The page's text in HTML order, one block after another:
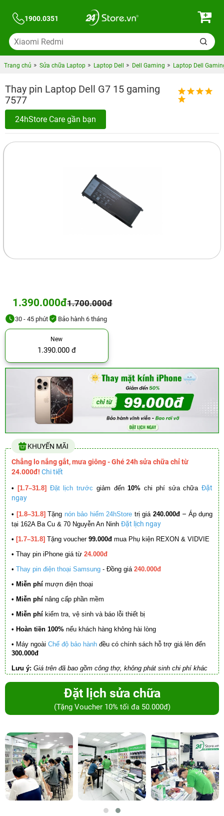
1900.0351
Trang chủ Sửa chữa Laptop Laptop Dell Dell Gaming Laptop Dell
Thay pin Laptop Dell G7 15 gaming
7577
24hStore Care gần bạn
1.390.000đ1.700.000đ
30 - 45 phút Bảo hành 6 tháng
New
1.390.000 đ
KHUYẾN MÃI
Chẳng lo nắng gắt, mưa giông - Ghé 24h sửa chữa chỉ từ
24.000đ! Chi tiết
• [1.7–31.8] Đặt lịch trước giảm đến10% chi phí sửa chữa Đặt
ngay
• [1.8–31.8] Tặng nón bảo hiểm 24hStore trị giá 240.000đ – Áp dụng
tại 162A Ba Cu & 70 Nguyễn An Ninh Đặt lịch ngay
• [1.7–31.8] Tặng voucher 99.000đ mua Phụ kiện REXON & VIDVIE
• Thay pin iPhone giá từ 24.000đ
• Thay pin điện thoại Samsung - Đồng giá 240.000đ
• Miễn phí mượn điện thoại
• Miễn phí nâng cấp phần mềm
• Miễn phí kiểm tra, vệ sinh và báo lỗi thiết bị
• Hoàn tiền 100% nếu khách hàng không hài lòng
• Máy ngoài Chế độ bảo hành đều có chính sách hỗ trợ giá lên đến
300.000đ
Lưu ý: Giá trên đã bao gồm công thợ, không phát sinh chi phí khác
Đặt lịch sửa chữa
(Tặng Voucher 10% tối đa 50.000đ)